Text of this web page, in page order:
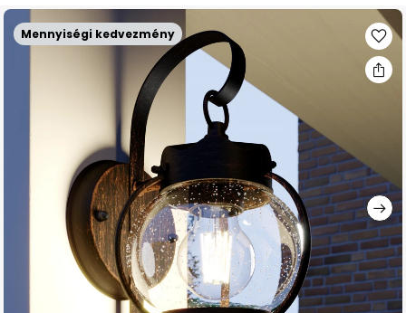
Mennyiségi kedvezmény
Ugrás
képgaléria